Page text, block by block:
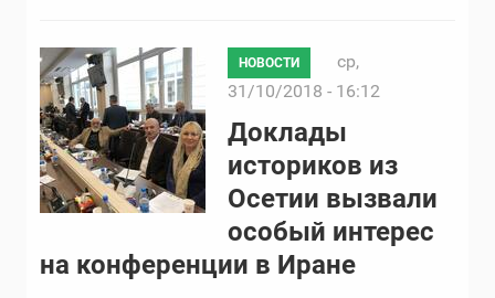
НОВОСТИ
ср,
31/10/2018 - 16:12
Доклады
историков из
Осетии вызвали
особый интерес
на конференции в Иране